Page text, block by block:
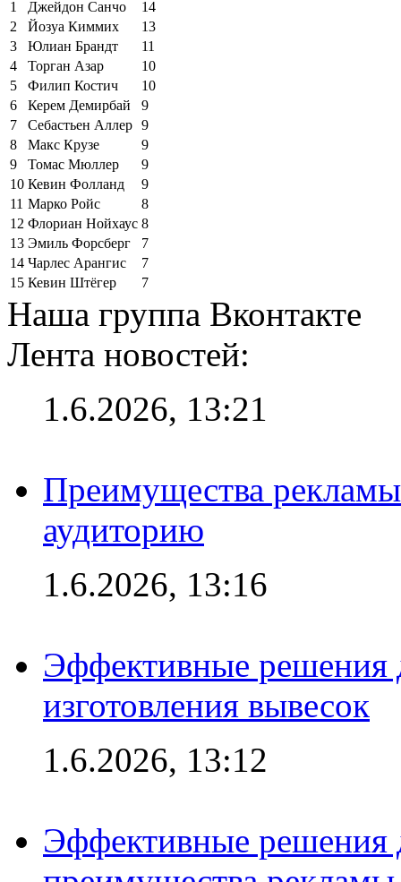
1
Джейдон Санчо
14
2
Йозуа Киммих
13
3
Юлиан Брандт
11
4
Торган Азар
10
5
Филип Костич
10
6
Керем Демирбай
9
7
Себастьен Аллер 9
8
Макс Крузе
9
9
Томас Мюллер
9
10 Кевин Фолланд
9
11 Марко Ройс
8
12 Флориан Нойхаус 8
13 Эмиль Форсберг
7
14 Чарлес Арангис
7
15 Кевин Штёгер 7
Наша группа Вконтакте
Лента новостей:
1.6.2026, 13:21
Преимущества
аудиторию
1.6.2026, 13:16
Эффективные решения
изготовления вывесок
1.6.2026, 13:12
Эффективные решения